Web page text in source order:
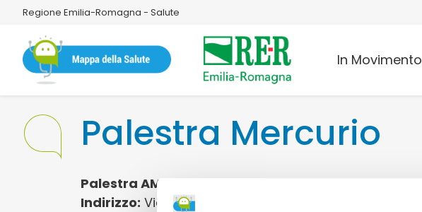
Regione Emilia-Romagna - Salute
In Movimento
Palestra Mercurio
Palestra AMA
Indirizzo: Via Giovanni Campesio, 6 29121 Piacenza